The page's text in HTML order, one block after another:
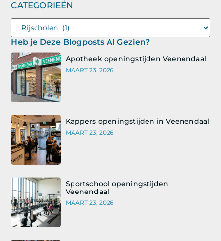
CATEGORIEËN
Heb je Deze Blogposts Al Gezien?
Apotheek openingstijden Veenendaal
MAART 23, 2026
Kappers openingstijden in Veenendaal
MAART 23, 2026
Sportschool openingstijden
Veenendaal
MAART 23, 2026